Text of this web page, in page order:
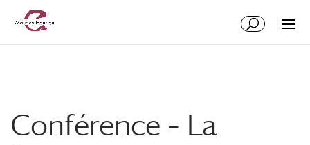
Conférence – La